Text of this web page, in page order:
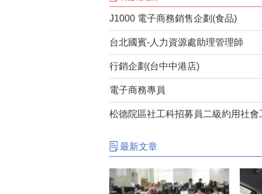
J1000 電子商務銷售企劃(食品)
台北國賓-人力資源處助理管理師
行銷企劃(台中中港店)
電子商務專員
松德院區社工科招募員二級約用社
最新文章